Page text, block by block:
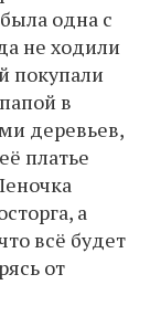
одна с
не ходили
покупали
в
деревьев,
платье
а
всё будет
от